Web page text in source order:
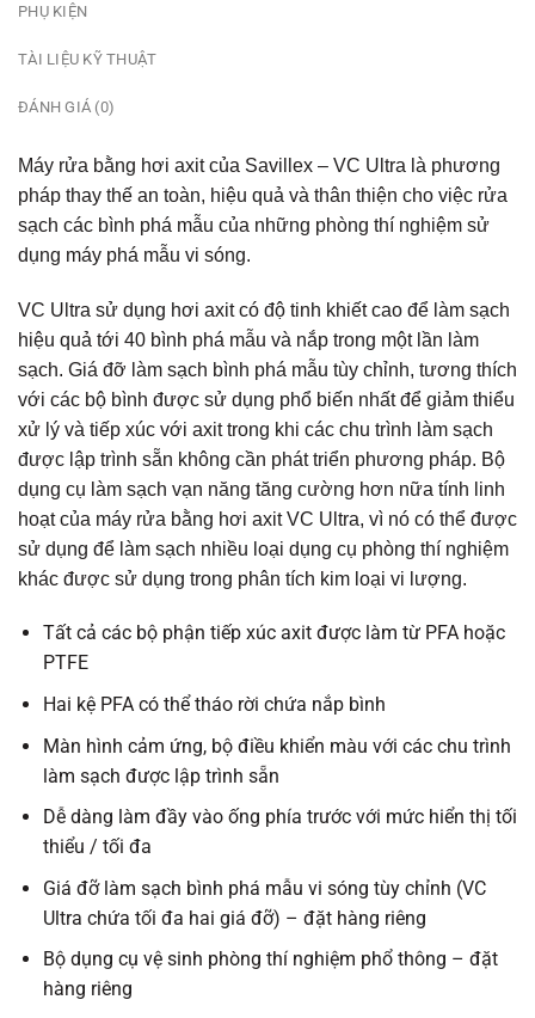
PHỤ KIỆN
TÀI LIỆU KỸ THUẬT
ĐÁNH GIÁ (0)
Máy rửa bằng hơi axit của Savillex – VC Ultra là phương
pháp thay thế an toàn, hiệu quả và thân thiện cho việc rửa
sạch các bình phá mẫu của những phòng thí nghiệm sử
dụng máy phá mẫu vi sóng.
VC Ultra sử dụng hơi axit có độ tinh khiết cao để làm sạch
hiệu quả tới 40 bình phá mẫu và nắp trong một lần làm
sạch. Giá đỡ làm sạch bình phá mẫu tùy chỉnh, tương thích
với các bộ bình được sử dụng phổ biến nhất để giảm thiểu
xử lý và tiếp xúc với axit trong khi các chu trình làm sạch
được lập trình sẵn không cần phát triển phương pháp. Bộ
dụng cụ làm sạch vạn năng tăng cường hơn nữa tính linh
hoạt của máy rửa bằng hơi axit VC Ultra, vì nó có thể được
sử dụng để làm sạch nhiều loại dụng cụ phòng thí nghiệm
khác được sử dụng trong phân tích kim loại vi lượng.
Tất cả các bộ phận tiếp xúc axit được làm từ PFA hoặc
PTFE
Hai kệ PFA có thể tháo rời chứa nắp bình
Màn hình cảm ứng, bộ điều khiển màu với các chu trình
làm sạch được lập trình sẵn
Dễ dàng làm đầy vào ống phía trước với mức hiển thị tối
thiểu / tối đa
Giá đỡ làm sạch bình phá mẫu vi sóng tùy chỉnh (VC
Ultra chứa tối đa hai giá đỡ) – đặt hàng riêng
Bộ dụng cụ vệ sinh phòng thí nghiệm phổ thông – đặt
hàng riêng